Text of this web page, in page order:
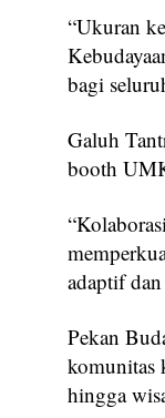
‎“Ukuran
bagi
‎Galuh
booth
adaptif
‎Pekan
komunitas
hingga